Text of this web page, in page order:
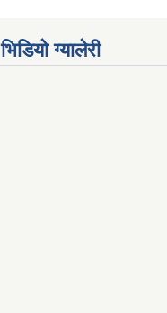
भिडियाे ग्यालेरी